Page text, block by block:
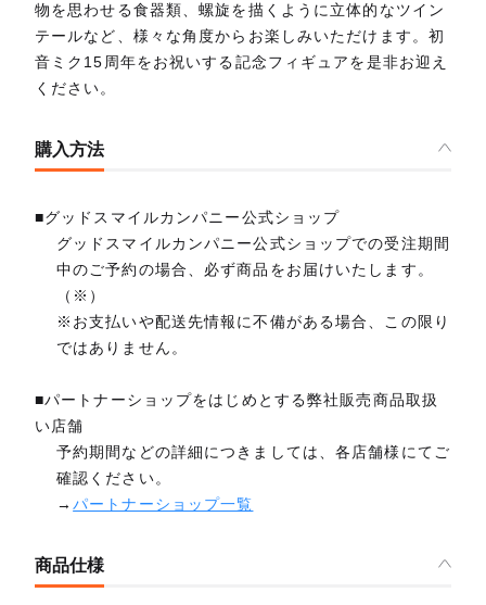
物を思わせる食器類、螺旋を描くように立体的なツイン
テールなど、様々な角度からお楽しみいただけます。初
音ミク15周年をお祝いする記念フィギュアを是非お迎え
ください。
購入方法
■グッドスマイルカンパニー公式ショップ
グッドスマイルカンパニー公式ショップでの受注期間
中のご予約の場合、必ず商品をお届けいたします。
（※）
※お支払いや配送先情報に不備がある場合、この限り
ではありません。
■パートナーショップをはじめとする弊社販売商品取扱
い店舗
予約期間などの詳細につきましては、各店舗様にてご
確認ください。
→パートナーショップ一覧
商品仕様